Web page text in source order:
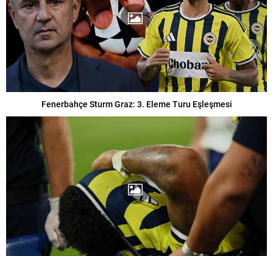
Fenerbahçe Sturm Graz: 3. Eleme Turu Eşleşmesi